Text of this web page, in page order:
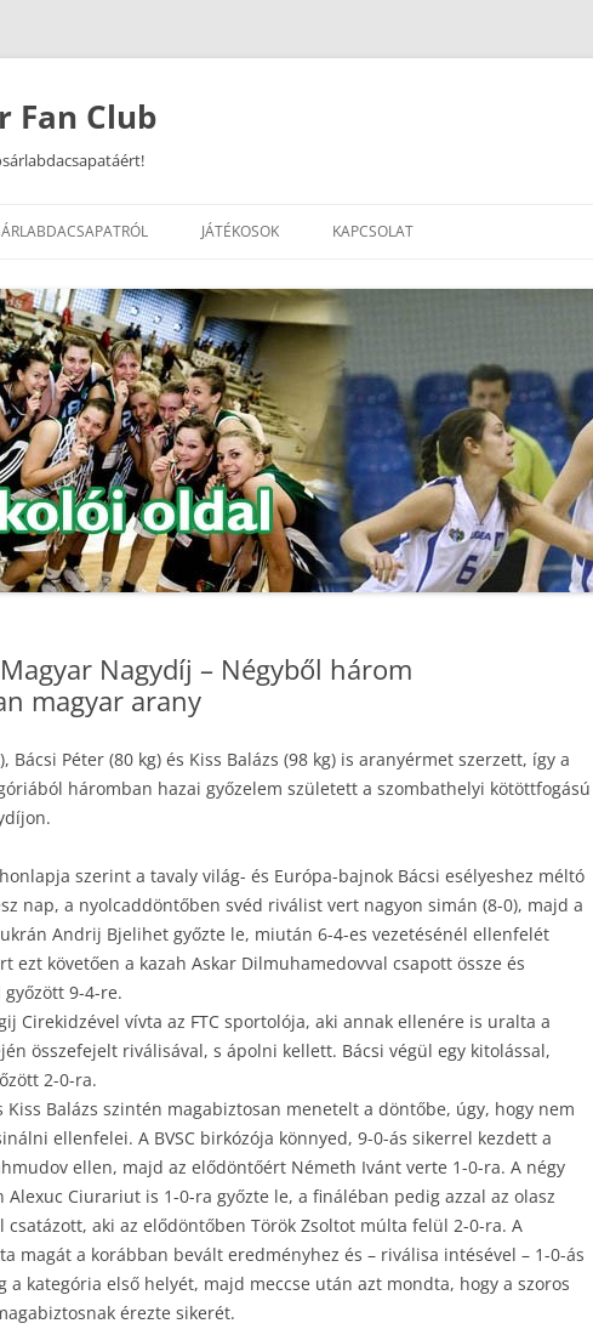
Fan Club
JÁTÉKOSOK KAPCSOLAT
Nagydíj – Négyből három
magyar arany
Bácsi Péter (80 kg) és Kiss Balázs (98 kg) is aranyérmet szerzett, így a
háromban hazai győzelem született a szombathelyi kötöttfogású
szerint a tavaly világ- és Európa-bajnok Bácsi esélyeshez méltó
nap, a nyolcaddöntőben svéd riválist vert nagyon simán (8-0), majd a
Andrij Bjelihet győzte le, miután 6-4-es vezetésénél ellenfelét
ezt követően a kazah Askar Dilmuhamedovval csapott össze és
9-4-re.
Cirekidzével vívta az FTC sportolója, aki annak ellenére is uralta a
összefejelt riválisával, s ápolni kellett. Bácsi végül egy kitolással,
2-0-ra.
Kiss Balázs szintén magabiztosan menetelt a döntőbe, úgy, hogy nem
ellenfelei. A BVSC birkózója könnyed, 9-0-ás sikerrel kezdett a
ellen, majd az elődöntőért Németh Ivánt verte 1-0-ra. A négy
Alexuc Ciurariut is 1-0-ra győzte le, a fináléban pedig azzal az olasz
csatázott, aki az elődöntőben Török Zsoltot múlta felül 2-0-ra. A
magát a korábban bevált eredményhez és – riválisa intésével – 1-0-ás
a kategória első helyét, majd meccse után azt mondta, hogy a szoros
érezte sikerét.